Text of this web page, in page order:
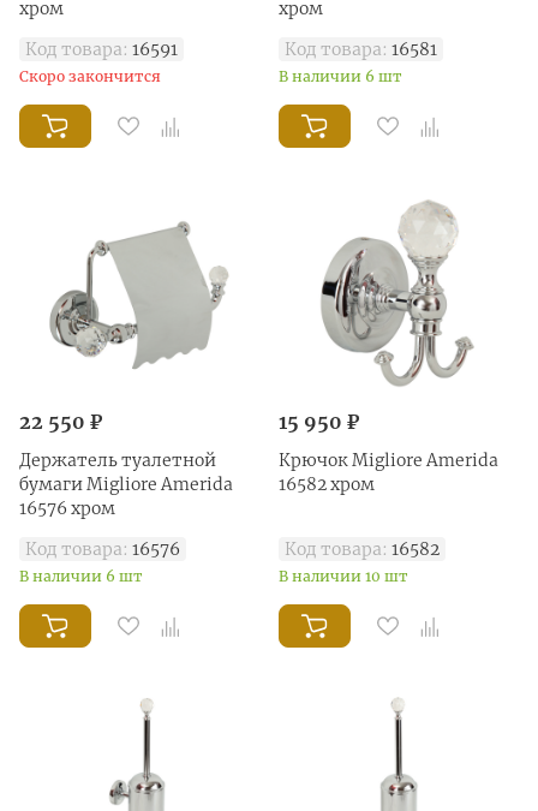
хром
Код товара: 16591
Скоро закончится
хром
Код товара: 16581
В наличии 6 шт
22 550 ₽
Держатель туалетной
бумаги Migliore Amerida
16576 хром
Код товара: 16576
В наличии 6 шт
15 950 ₽
Крючок Migliore Amerida
16582 хром
Код товара: 16582
В наличии 10 шт